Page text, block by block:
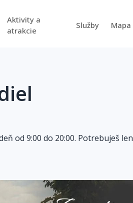
Aktivity a
atrakcie
Služby Mapa
od 9:00 do 20:00. Potrebuješ len